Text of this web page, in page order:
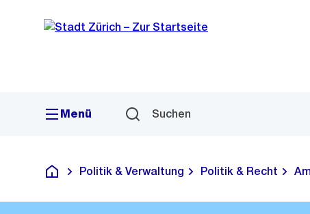
Navigation
Sprunglink
Menü Suchen
Deutsch
Politik & Verwaltung Politik & Recht